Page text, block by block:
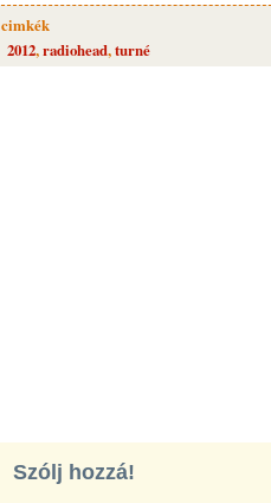
cimkék
2012,radiohead,turné
Szólj hozzá!